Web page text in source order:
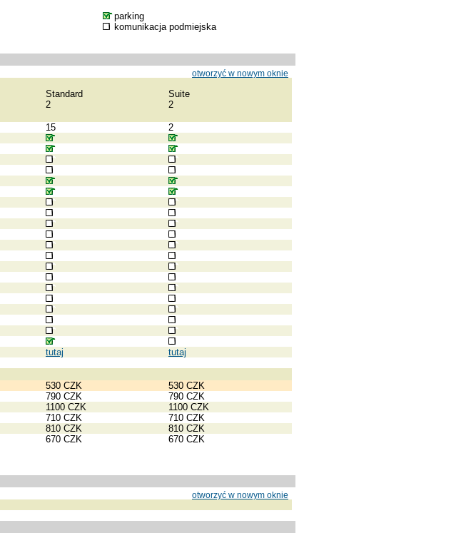
parking
komunikacja podmiejska
otworzyć w nowym oknie
Standard
Suite
2
2
15
2
tutaj
tutaj
530 CZK
530 CZK
790 CZK
790 CZK
1100 CZK
1100 CZK
710 CZK
710 CZK
810 CZK
810 CZK
670 CZK
670 CZK
otworzyć w nowym oknie